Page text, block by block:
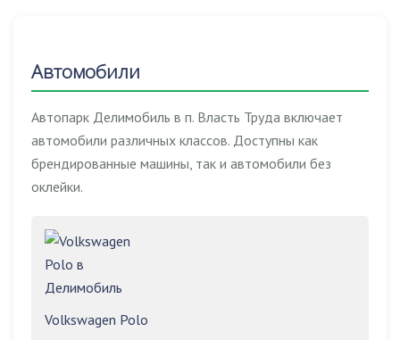
Автомобили
Автопарк Делимобиль в п. Власть Труда включает
автомобили различных классов. Доступны как
брендированные машины, так и автомобили без
оклейки.
Volkswagen Polo